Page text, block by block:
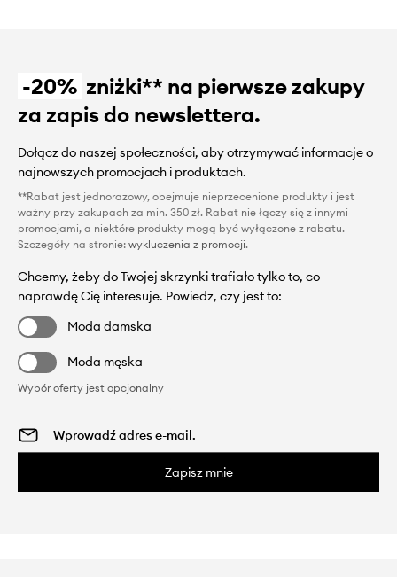
-20% zniżki** na pierwsze zakupy
za zapis do newslettera.
Dołącz do naszej społeczności, aby otrzymywać informacje o
najnowszych promocjach i produktach.
**Rabat jest jednorazowy, obejmuje nieprzecenione produkty i jest
ważny przy zakupach za min. 350 zł. Rabat nie łączy się z innymi
promocjami, a niektóre produkty mogą być wyłączone z rabatu.
Szczegóły na stronie: wykluczenia z promocji.
Chcemy, żeby do Twojej skrzynki trafiało tylko to, co
naprawdę Cię interesuje. Powiedz, czy jest to:
Moda damska
Moda męska
Wybór oferty jest opcjonalny
Zapisz mnie